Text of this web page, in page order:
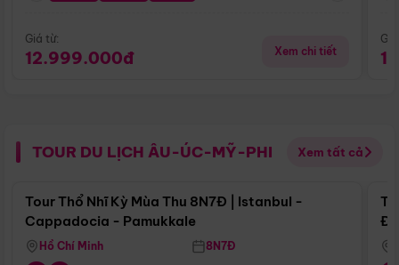
Giá từ:
12.999.000đ Xem chi tiết
TOUR DU LỊCH ÂU-ÚC-MỸ-PHI Xem tất cả
Điểm nổi bật
Tour Thổ Nhĩ Kỳ Mùa Thu 8N7Đ | Istanbul -
Cappadocia - Pamukkale
Hồ Chí Minh 8N7Đ